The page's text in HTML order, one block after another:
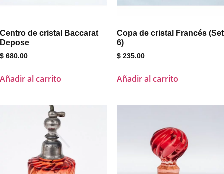
Centro de cristal Baccarat
Depose
$ 680.00
Añadir al carrito
Copa de cristal Francés (Set
6)
$ 235.00
Añadir al carrito